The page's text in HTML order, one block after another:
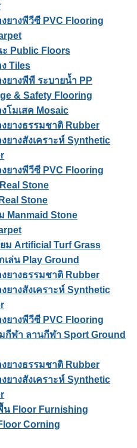
งยางพีวีซี PVC Flooring
Public Floors
ง Tiles
งยางพีพี ระบายน้ำ PP
& Safety Flooring
งโมเสค Mosaic
งยางธรรมชาติ Rubber
งยางสังเคราะห์ Synthetic
งยางพีวีซี PVC Flooring
Stone
Stone
Manmaid Stone
ม Artificial Turf Grass
ล่น Play Ground
งยางธรรมชาติ Rubber
งยางสังเคราะห์ Synthetic
งยางพีวีซี PVC Flooring
กีฬา ลานกีฬา Sport Ground
งยางธรรมชาติ Rubber
งยางสังเคราะห์ Synthetic
น Floor Furnishing
Corning